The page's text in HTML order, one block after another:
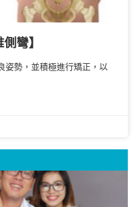
彎】
姿勢，並積極進行矯正，以